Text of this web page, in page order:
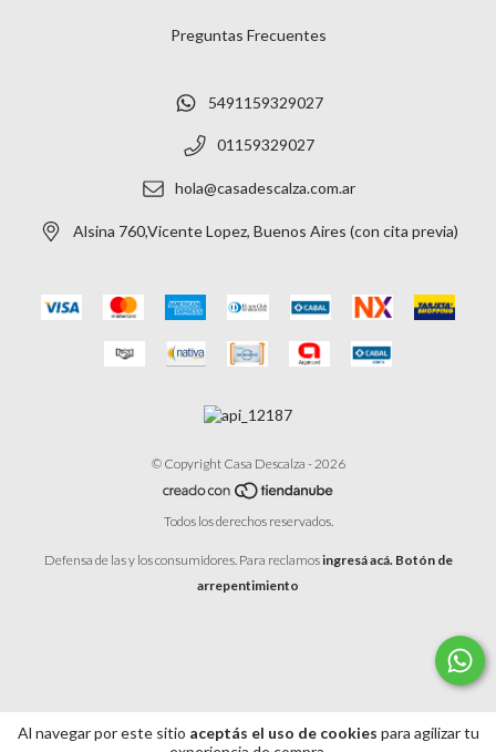
Al navegar por este sitio aceptás el uso de cookies para agilizar tu
Preguntas Frecuentes
5491159329027
01159329027
hola@casadescalza.com.ar
Alsina 760,Vicente Lopez, Buenos Aires (con cita previa)
© Copyright Casa Descalza - 2026
Todos los derechos reservados.
Defensa de las y los consumidores. Para reclamosingresá acá. Botón de
arrepentimiento